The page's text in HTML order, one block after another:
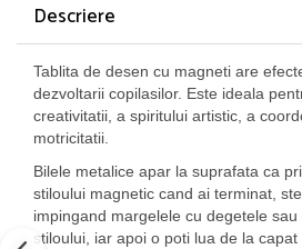
Descriere
Tablita de desen cu magneti are
dezvoltarii copilasilor. Este ideala
creativitatii, a spiritului artistic, a
motricitatii.
Bilele metalice apar la suprafata ca
stiloului magnetic cand ai terminat,
impingand margelele cu degetele
stiloului, iar apoi o poti lua de la capat .